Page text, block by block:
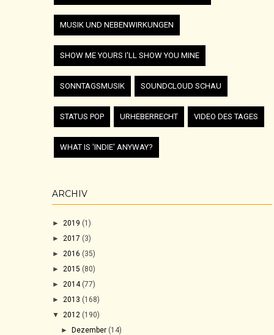
MUSIK UND NEBENWIRKUNGEN
SHOW ME YOURS I'LL SHOW YOU MINE
SONNTAGSMUSIK SOUNDCLOUD SCHAU
STATUS POP URHEBERRECHT VIDEO DES TAGES
WHAT IS 'INDIE' ANYWAY?
ARCHIV
► 2019 (1)
► 2017 (3)
► 2016 (35)
► 2015 (80)
► 2014 (77)
► 2013 (168)
▼ 2012 (190)
►Dezember (14)